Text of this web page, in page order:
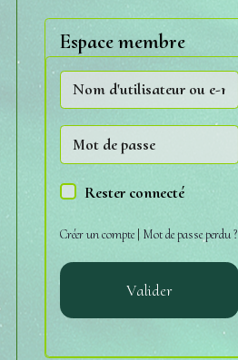
Espace membre
Rester connecté
Créer un compte| Mot de passe perdu ?
Valider